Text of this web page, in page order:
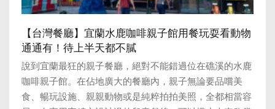
【台灣餐廳】宜蘭水鹿咖啡親子館用餐玩耍看動物
通通有！待上半天都不膩
說到宜蘭最狂的親子餐廳，絕對不能錯過位在礁溪的水鹿
咖啡親子館。在佔地廣大的餐廳內，親子無論要品嚐美
食、暢玩設施、親親動物或是純粹拍拍美照，全都相當容